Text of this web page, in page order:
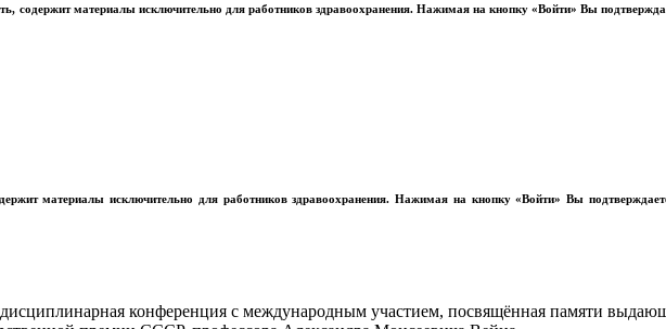
содержит материалы исключительно для работников здравоохранения. Нажимая на кнопку «Войти» Вы
материалы исключительно для работников здравоохранения. Нажимая на кнопку «Войти» Вы
конференция с международным участием, посвящённая памяти